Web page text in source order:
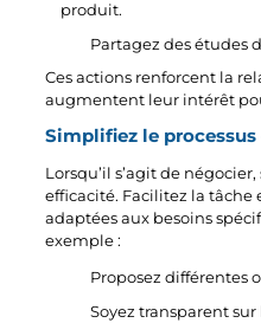
produit.
Partagez des études
Ces actions renforcent la
augmentent leur intérêt
Simplifiez le
Lorsqu’il s’agit de
efficacité. Facilitez la tâche
adaptées aux besoins
exemple :
Proposez différentes
Soyez transparent